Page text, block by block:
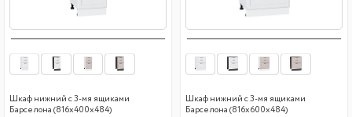
Шкаф нижний с 3-мя ящиками
Барселона (816х400х484)
Шкаф нижний с 3-мя ящиками
Барселона (816х600х484)